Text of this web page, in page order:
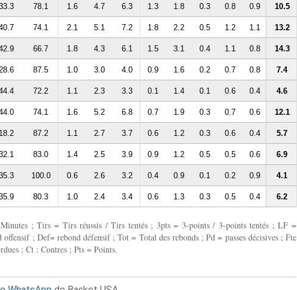
78.1 1.6 4.7 6.3 1.3 1.8 0.3 0.8 0.9 10.5
74.1 2.1 5.1 7.2 1.8 2.2 0.5 1.2 1.1 13.2
66.7 1.8 4.3 6.1 1.5 3.1 0.4 1.1 0.8 14.3
28.6 87.5 1.0 3.0 4.0 0.9 1.6 0.2 0.7 0.8 7.4
72.2 1.1 2.3 3.3 0.1 1.4 0.1 0.6 0.4 4.6
74.1 1.6 5.2 6.8 0.7 1.9 0.3 0.7 0.6 12.1
18.2 87.2 1.1 2.7 3.7 0.6 1.2 0.3 0.6 0.4 5.7
83.0 1.4 2.5 3.9 0.9 1.2 0.5 0.5 0.6 6.9
100.0 0.6 2.6 3.2 0.4 0.9 0.1 0.2 0.9 4.1
80.3 1.0 2.4 3.4 0.6 1.3 0.3 0.5 0.4 6.2
; Tirs = Tirs réussis / Tirs tentés ; 3pts = 3-points / 3-points tentés ; LF =
; Def= rebond défensif ; Tot = Total des rebonds ; Pd = passes décisives ; Fte
; Ct : Contres ; Pts = Points.